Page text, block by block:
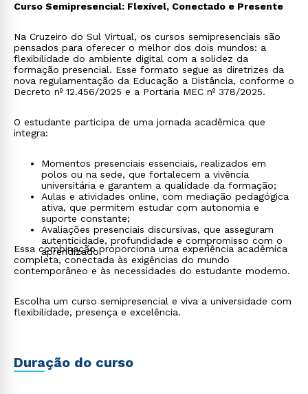
Curso Semipresencial: Flexível, Conectado e Presente
Na Cruzeiro do Sul Virtual, os cursos semipresenciais são
pensados para oferecer o melhor dos dois mundos: a
flexibilidade do ambiente digital com a solidez da
formação presencial. Esse formato segue as diretrizes da
nova regulamentação da Educação a Distância, conforme o
Decreto nº 12.456/2025 e a Portaria MEC nº 378/2025.
O estudante participa de uma jornada acadêmica que
integra:
Momentos presenciais essenciais, realizados em
polos ou na sede, que fortalecem a vivência
universitária e garantem a qualidade da formação;
Aulas e atividades online, com mediação pedagógica
ativa, que permitem estudar com autonomia e
suporte constante;
Avaliações presenciais discursivas, que asseguram
autenticidade, profundidade e compromisso com o
aprendizado.
Essa combinação proporciona uma experiência acadêmica
completa, conectada às exigências do mundo
contemporâneo e às necessidades do estudante moderno.
Escolha um curso semipresencial e viva a universidade com
flexibilidade, presença e excelência.
Duração do curso